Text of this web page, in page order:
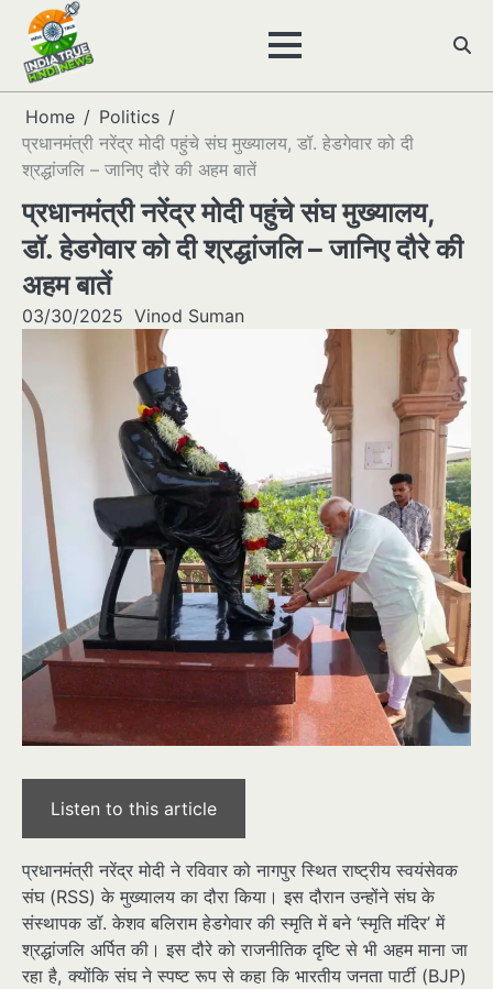
Skip
content
Home
Politics
प्रधानमंत्री नरेंद्र मोदी पहुंचे संघ मुख्यालय, डॉ. हेडगेवार को दी
श्रद्धांजलि – जानिए दौरे की अहम बातें
प्रधानमंत्री नरेंद्र मोदी पहुंचे संघ मुख्यालय,
डॉ. हेडगेवार को दी श्रद्धांजलि – जानिए दौरे की
अहम बातें
03/30/2025 Vinod Suman
Listen to this article
प्रधानमंत्री नरेंद्र मोदी ने रविवार को नागपुर स्थित राष्ट्रीय स्वयंसेवक
संघ (RSS) के मुख्यालय का दौरा किया। इस दौरान उन्होंने संघ के
संस्थापक डॉ. केशव बलिराम हेडगेवार की स्मृति में बने ‘स्मृति मंदिर’ में
श्रद्धांजलि अर्पित की। इस दौरे को राजनीतिक दृष्टि से भी अहम माना जा
रहा है, क्योंकि संघ ने स्पष्ट रूप से कहा कि भारतीय जनता पार्टी (BJP)